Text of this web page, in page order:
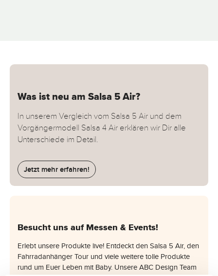
Was ist neu am Salsa 5 Air?
In unserem Vergleich vom Salsa 5 Air und dem
Vorgängermodell Salsa 4 Air erklären wir Dir alle
Unterschiede im Detail.
Jetzt mehr erfahren!
Besucht uns auf Messen & Events!
Erlebt unsere Produkte live! Entdeckt den Salsa 5 Air, den
Fahrradanhänger Tour und viele weitere tolle Produkte
rund um Euer Leben mit Baby. Unsere ABC Design Team